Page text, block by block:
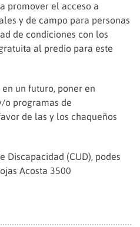
promover el acceso a
y de campo para personas
de condiciones con los
al predio para este
un futuro, poner en
o programas de
de las y los chaqueños
Discapacidad (CUD), podes
Acosta 3500